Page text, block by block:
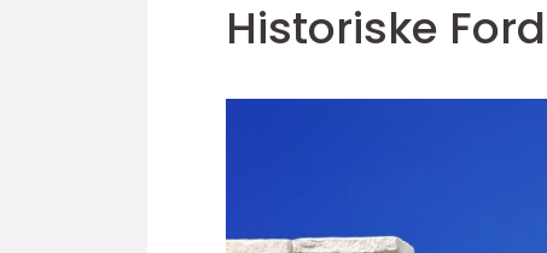
Historiske